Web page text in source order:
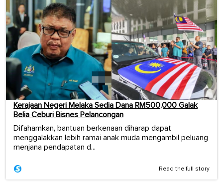
Kerajaan Negeri Melaka Sedia Dana RM500,000 Galak
Belia Ceburi Bisnes Pelancongan
Difahamkan, bantuan berkenaan diharap dapat
menggalakkan lebih ramai anak muda mengambil peluang
menjana pendapatan d...
Read the full story